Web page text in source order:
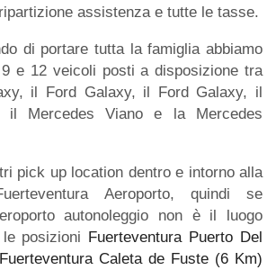
assistenza e tutte le tasse.
di portare tutta la famiglia abbiamo
e 12 veicoli posti a disposizione tra
il Ford Galaxy, il Ford Galaxy, il
il Mercedes Viano e la Mercedes
pick up location dentro e intorno alla
Aeroporto, quindi se
autonoleggio non è il luogo
posizioni Fuerteventura Puerto Del
Fuerteventura Caleta de Fuste (6 Km)